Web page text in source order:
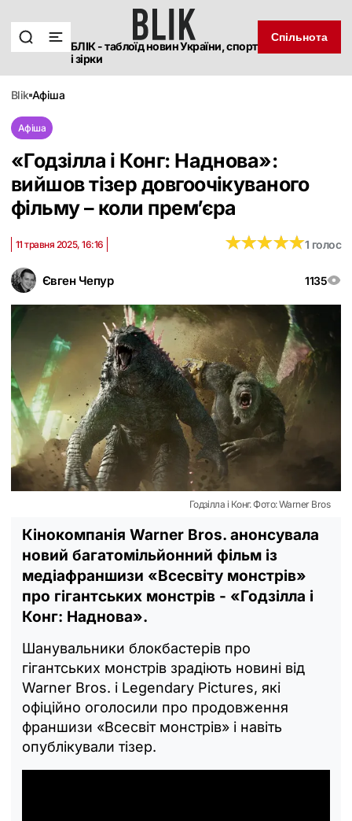
БЛІК - таблоїд новин України, спорт
і зірки
Спільнота
blik афіша
Афіша
«‎Годзілла і Конг: Наднова»:
вийшов тізер довгоочікуваного
фільму – коли прем’єра
Євген Чепур 1135
11 травня 2025, 16:16 ★★★★★
★★★★★1 голос
Годзілла і Конг. Фото: Warner Bros
Кінокомпанія Warner Bros. анонсувала
новий багатомільйонний фільм із
медіафраншизи «Всесвіту монстрів»
про гігантських монстрів - «Годзілла і
Конг: Наднова».
Шанувальники блокбастерів про
гігантських монстрів зрадіють новині від
Warner Bros. і Legendary Pictures, які
офіційно оголосили про продовження
франшизи «Всесвіт монстрів» і навіть
опублікували тізер.